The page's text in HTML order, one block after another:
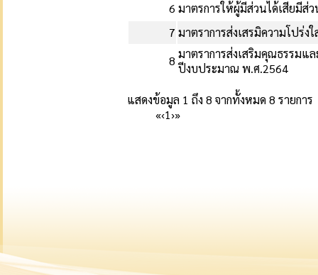
6 มาตรการให้ผู้มีส่วนได้เสียมีส่
7 มาตราการส่งเสรมิความโปร่ง
8 มาตราการส่งเสริมคุณธรรมแ
ปีงบประมาณ พ.ศ.2564
แสดงข้อมูล 1 ถึง 8 จากทั้งหมด 8 รายการ
«‹1›»